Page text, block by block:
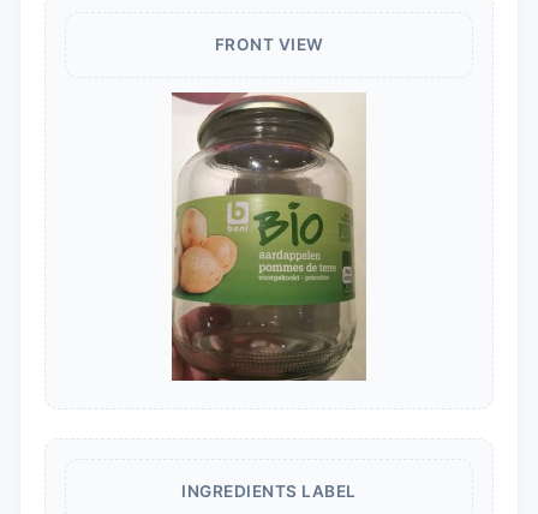
FRONT VIEW
INGREDIENTS LABEL